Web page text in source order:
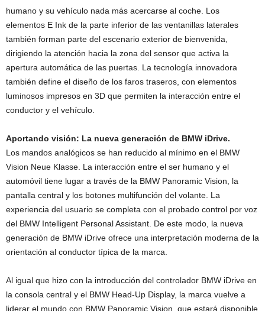
humano y su vehículo nada más acercarse al coche. Los
elementos E Ink de la parte inferior de las ventanillas laterales
también forman parte del escenario exterior de bienvenida,
dirigiendo la atención hacia la zona del sensor que activa la
apertura automática de las puertas. La tecnología innovadora
también define el diseño de los faros traseros, con elementos
luminosos impresos en 3D que permiten la interacción entre el
conductor y el vehículo.
Aportando visión: La nueva generación de BMW iDrive.
Los mandos analógicos se han reducido al mínimo en el BMW
Vision Neue Klasse. La interacción entre el ser humano y el
automóvil tiene lugar a través de la BMW Panoramic Vision, la
pantalla central y los botones multifunción del volante. La
experiencia del usuario se completa con el probado control por voz
del BMW Intelligent Personal Assistant. De este modo, la nueva
generación de BMW iDrive ofrece una interpretación moderna de la
orientación al conductor típica de la marca.
Al igual que hizo con la introducción del controlador BMW iDrive en
la consola central y el BMW Head-Up Display, la marca vuelve a
liderar el mundo con BMW Panoramic Vision, que estará disponible